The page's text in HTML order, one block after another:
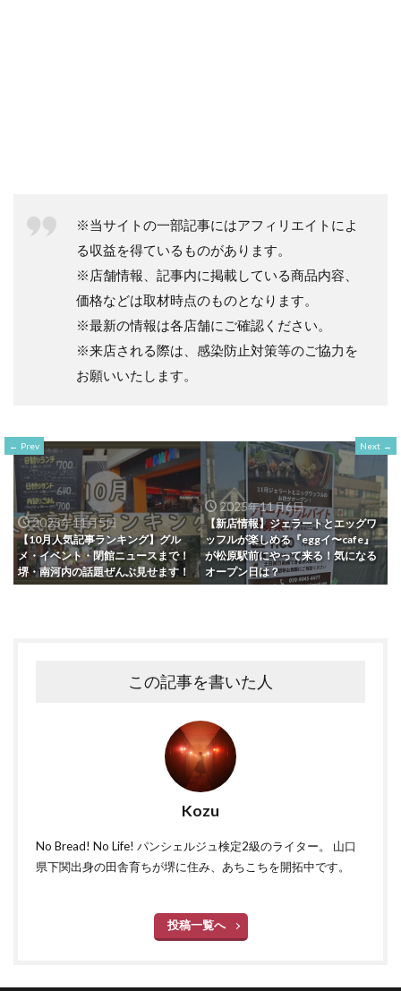
※当サイトの一部記事にはアフィリエイトによ
る収益を得ているものがあります。
※店舗情報、記事内に掲載している商品内容、
価格などは取材時点のものとなります。
※最新の情報は各店舗にご確認ください。
※来店される際は、感染防止対策等のご協力を
お願いいたします。
Prev
2025年11月5日
【10月人気記事ランキング】グル
メ・イベント・閉館ニュースまで！
堺・南河内の話題ぜんぶ見せます！
Next
2025年11月6日
【新店情報】ジェラートとエッグワ
ッフルが楽しめる『eggイ〜cafe』
が松原駅前にやって来る！気になる
オープン日は？
この記事を書いた人
Kozu
No Bread! No Life! パンシェルジュ検定2級のライター。 山口
県下関出身の田舎育ちが堺に住み、あちこちを開拓中です。
投稿一覧へ